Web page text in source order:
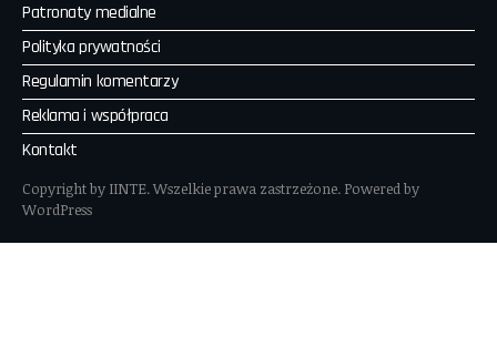
Patronaty medialne
Polityka prywatności
Regulamin komentarzy
Reklama i współpraca
Kontakt
Copyright by IINTE. Wszelkie prawa zastrzeżone. Powered by
WordPress